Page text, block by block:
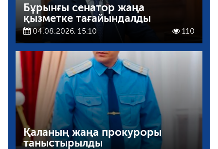
Бұрынғы сенатор жаңа
қызметке тағайындалды
04.08.2026, 15:10 110
Қаланың жаңа прокуроры
таныстырылды